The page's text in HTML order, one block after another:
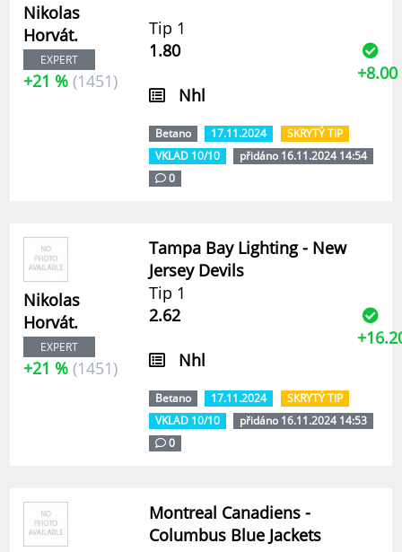
Nikolas
Horvát.
EXPERT
+21 % (1451)
Tip 1
1.80
Nhl
+8.00
Betano 17.11.2024
SKRYTÝ TIP
VKLAD 10/10
přidáno 16.11.2024 14:54
0
Nikolas
Horvát.
EXPERT
+21 % (1451)
Tampa Bay Lighting - New
Jersey Devils
Tip 1
2.62
Nhl
Betano 17.11.2024
SKRYTÝ TIP
VKLAD 10/10
přidáno 16.11.2024 14:53
0
Montreal Canadiens -
Columbus Blue Jackets